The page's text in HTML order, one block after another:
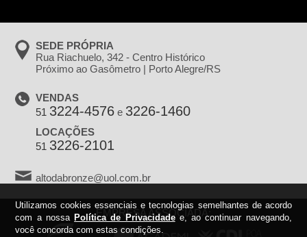
Utilizamos cookies essenciais e tecnologias semelhantes de acordo
com a nossaPolítica de Privacidadee, ao continuar navegando,
você concorda com estas condições.
SEDE PRÓPRIA
Rua Riachuelo, 342 - Centro Histórico
Próximo ao Gasômetro | Porto Alegre/RS
VENDAS
51 3224-4576 e 3226-1460
LOCAÇÕES
51 3226-2101
altodabronze@uol.com.br
EMPRESA ASSOCIADA: